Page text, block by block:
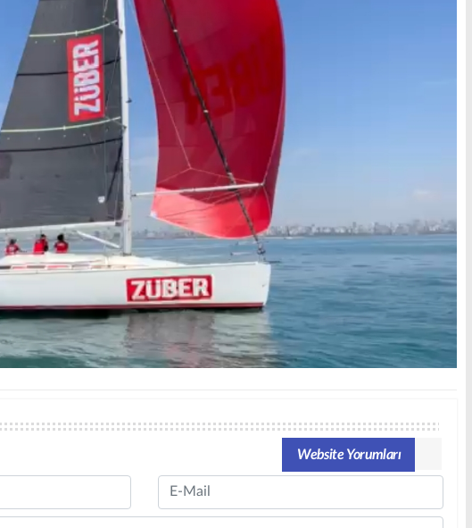
Website Yorumları
Email